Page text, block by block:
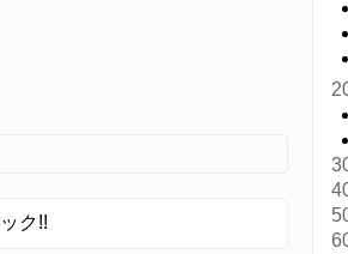
ク!!